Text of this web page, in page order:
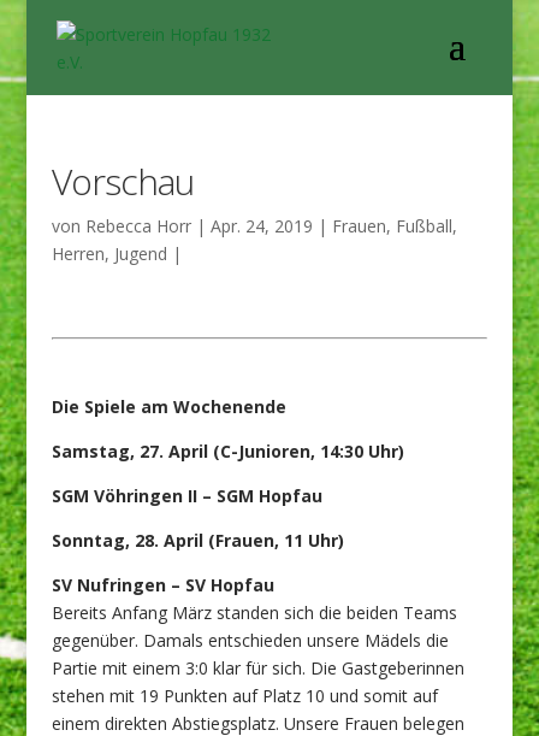
Vorschau
von Rebecca Horr| Apr. 24, 2019 | Frauen, Fußball,
Herren, Jugend |
Die Spiele am Wochenende
Samstag, 27. April (C-Junioren, 14:30 Uhr)
SGM Vöhringen II – SGM Hopfau
Sonntag, 28. April (Frauen, 11 Uhr)
SV Nufringen – SV Hopfau
Bereits Anfang März standen sich die beiden Teams
gegenüber. Damals entschieden unsere Mädels die
Partie mit einem 3:0 klar für sich. Die Gastgeberinnen
stehen mit 19 Punkten auf Platz 10 und somit auf
einem direkten Abstiegsplatz. Unsere Frauen belegen